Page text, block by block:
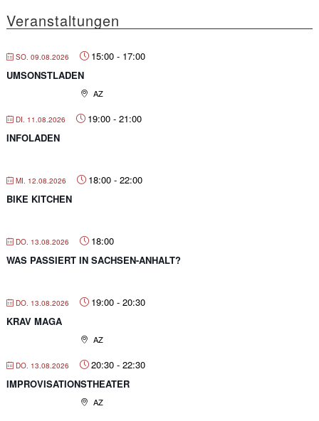
e
n
Veranstaltungen
SO. 09.08.2026 15:00- 17:00
UMSONSTLADEN
AZ
DI. 11.08.2026 19:00- 21:00
INFOLADEN
MI. 12.08.2026 18:00- 22:00
BIKE KITCHEN
DO. 13.08.2026
18:00
WAS PASSIERT IN SACHSEN-ANHALT?
DO. 13.08.2026 19:00- 20:30
KRAV MAGA
AZ
DO. 13.08.2026 20:30- 22:30
IMPROVISATIONSTHEATER
AZ